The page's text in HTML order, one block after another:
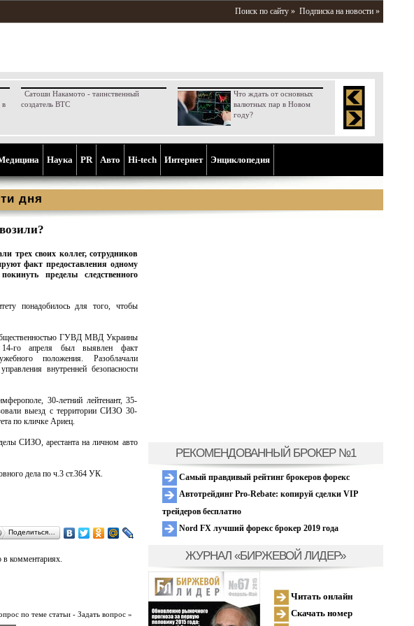
Поиск по сайту » Подписка на новости »
в
Сатоши Накамото - таинственный
создатель BTC
Что ждать от основных
валютных пар в Новом
году?
Наука PR Aвто Hi-tech Интернет Энциклопедия
дня
трех своих коллег, сотрудников
факт предоставления одному
пределы следственного
понадобилось для того, чтобы
ГУВД МВД Украины
го апреля был выявлен факт
положения. Разоблачали
внутренней безопасности
30-летний лейтенант, 35-
выезд с территории СИЗО 30-
по кличке Ариец.
СИЗО, арестанта на личном авто
дела по ч.3 ст.364 УК.
Поделиться…
в комментариях.
по теме статьи - Задать вопрос »
РЕКОМЕНДОВАННЫЙ БРОКЕР №1
Самый правдивый рейтинг брокеров форекс
Автотрейдинг Pro-Rebate: копируй сделки VIP
трейдеров бесплатно
Nord FX лучший форекс брокер 2019 года
ЖУРНАЛ «БИРЖЕВОЙ ЛИДЕР»
Читать онлайн
Скачать номер